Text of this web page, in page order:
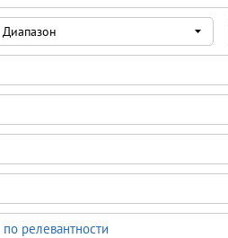
Диапазон
по релевантности